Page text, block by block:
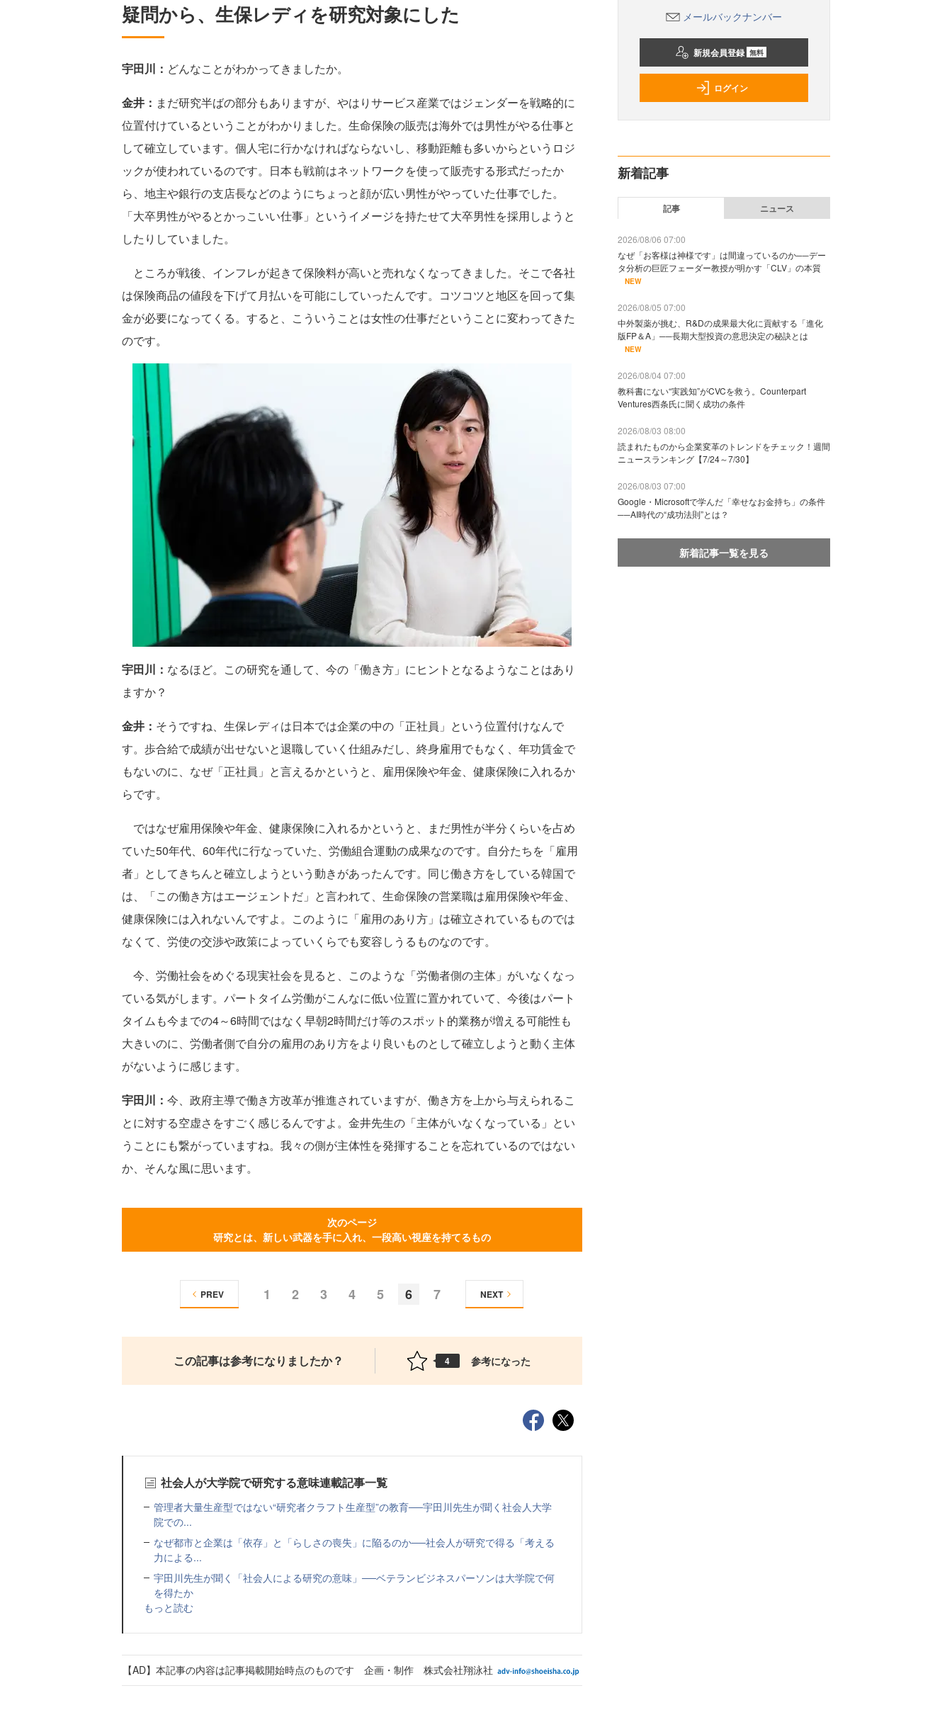
疑問から、生保レディを研究対象にした
宇田川： どんなことがわかってきましたか。
金井： まだ研究半ばの部分もありますが、やはりサービス産業ではジェンダーを戦略的に
位置付けているということがわかりました。生命保険の販売は海外では男性がやる仕事と
して確立しています。個人宅に行かなければならないし、移動距離も多いからというロジ
ックが使われているのです。日本も戦前はネットワークを使って販売する形式だったか
ら、地主や銀行の支店長などのようにちょっと顔が広い男性がやっていた仕事でした。
「大卒男性がやるとかっこいい仕事」というイメージを持たせて大卒男性を採用しようと
したりしていました。
ところが戦後、インフレが起きて保険料が高いと売れなくなってきました。そこで各社
は保険商品の値段を下げて月払いを可能にしていったんです。コツコツと地区を回って集
金が必要になってくる。すると、こういうことは女性の仕事だということに変わってきた
のです。
宇田川： なるほど。この研究を通して、今の「働き方」にヒントとなるようなことはあり
ますか？
金井： そうですね、生保レディは日本では企業の中の「正社員」という位置付けなんで
す。歩合給で成績が出せないと退職していく仕組みだし、終身雇用でもなく、年功賃金で
もないのに、なぜ「正社員」と言えるかというと、雇用保険や年金、健康保険に入れるか
らです。
ではなぜ雇用保険や年金、健康保険に入れるかというと、まだ男性が半分くらいを占め
ていた50年代、60年代に行なっていた、労働組合運動の成果なのです。自分たちを「雇用
者」としてきちんと確立しようという動きがあったんです。同じ働き方をしている韓国で
は、「この働き方はエージェントだ」と言われて、生命保険の営業職は雇用保険や年金、
健康保険には入れないんですよ。このように「雇用のあり方」は確立されているものでは
なくて、労使の交渉や政策によっていくらでも変容しうるものなのです。
今、労働社会をめぐる現実社会を見ると、このような「労働者側の主体」がいなくなっ
ている気がします。パートタイム労働がこんなに低い位置に置かれていて、今後はパート
タイムも今までの4～6時間ではなく早朝2時間だけ等のスポット的業務が増える可能性も
大きいのに、労働者側で自分の雇用のあり方をより良いものとして確立しようと動く主体
がないように感じます。
宇田川： 今、政府主導で働き方改革が推進されていますが、働き方を上から与えられるこ
とに対する空虚さをすごく感じるんですよ。金井先生の「主体がいなくなっている」とい
うことにも繋がっていますね。我々の側が主体性を発揮することを忘れているのではない
か、そんな風に思います。
次のページ
研究とは、新しい武器を手に入れ、一段高い視座を持てるもの
1 2 3 4 5 6 7
PREV NEXT
この記事は参考になりましたか？ 4 参考になった
社会人が大学院で研究する意味連載記事一覧
管理者大量生産型ではない“研究者クラフト生産型”の教育──宇田川先生が聞く社会人大学
院での...
なぜ都市と企業は「依存」と「らしさの喪失」に陥るのか──社会人が研究で得る「考える
力による...
宇田川先生が聞く「社会人による研究の意味」──ベテランビジネスパーソンは大学院で何
を得たか
もっと読む
【AD】本記事の内容は記事掲載開始時点のものです 企画・制作 株式会社翔泳社
メールバックナンバー
新規会員登録 無料
ログイン
新着記事
記事 ニュース
2026/08/06 07:00
なぜ「お客様は神様です」は間違っているのか──デー
タ分析の巨匠フェーダー教授が明かす「CLV」の本質
NEW
2026/08/05 07:00
中外製薬が挑む、R&Dの成果最大化に貢献する「進化
版FP＆A」──長期大型投資の意思決定の秘訣とは
NEW
2026/08/04 07:00
教科書にない“実践知”がCVCを救う。Counterpart
Ventures西条氏に聞く成功の条件
2026/08/03 08:00
読まれたものから企業変革のトレンドをチェック！週間
ニュースランキング【7/24～7/30】
2026/08/03 07:00
Google・Microsoftで学んだ「幸せなお金持ち」の条件
──AI時代の“成功法則”とは？
新着記事一覧を見る